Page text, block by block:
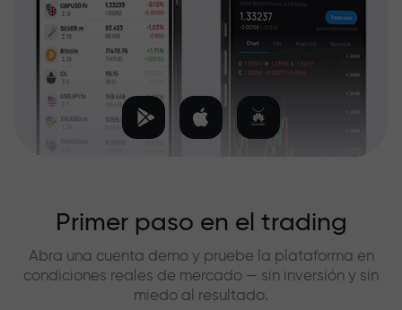
Primer paso en el trading
Abra una cuenta demo y pruebe la plataforma en
condiciones reales de mercado — sin inversión y sin
miedo al resultado.